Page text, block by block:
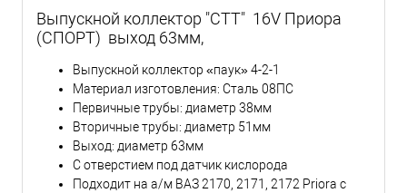
Выпускной коллектор "СТТ" 16V Приора
(СПОРТ) выход 63мм,
Выпускной коллектор «паук» 4-2-1
Материал изготовления: Сталь 08ПС
Первичные трубы: диаметр 38мм
Вторичные трубы: диаметр 51мм
Выход: диаметр 63мм
С отверстием под датчик кислорода
Подходит на а/м ВАЗ 2170, 2171, 2172 Priora с